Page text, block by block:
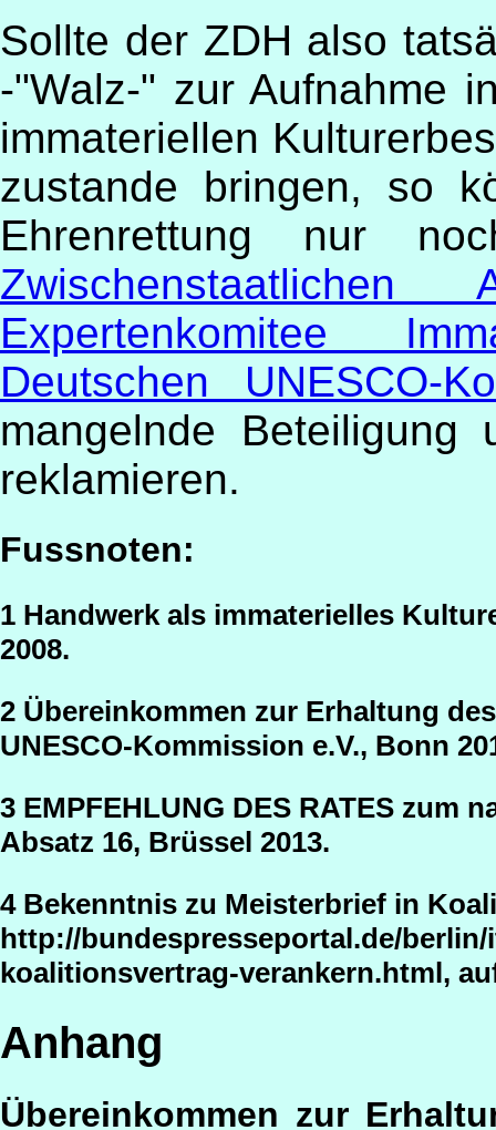
Sollte der ZDH also
-"Walz-" zur Aufnahme
immateriellen
zustande bringen, so
Ehrenrettung nur
Zwischenstaatlichen
Expertenkomitee
Deutschen UNESCO-
mangelnde Beteiligung
reklamieren.
Fussnoten:
1 Handwerk als immaterielles
2008.
2 Übereinkommen zur Erhaltung
UNESCO-Kommission e.V., Bonn
3 EMPFEHLUNG DES RATES zum
Absatz 16, Brüssel 2013.
4 Bekenntnis zu Meisterbrief in
http://bundespresseportal.de/
koalitionsvertrag-verankern.html,
Anhang
Übereinkommen zur